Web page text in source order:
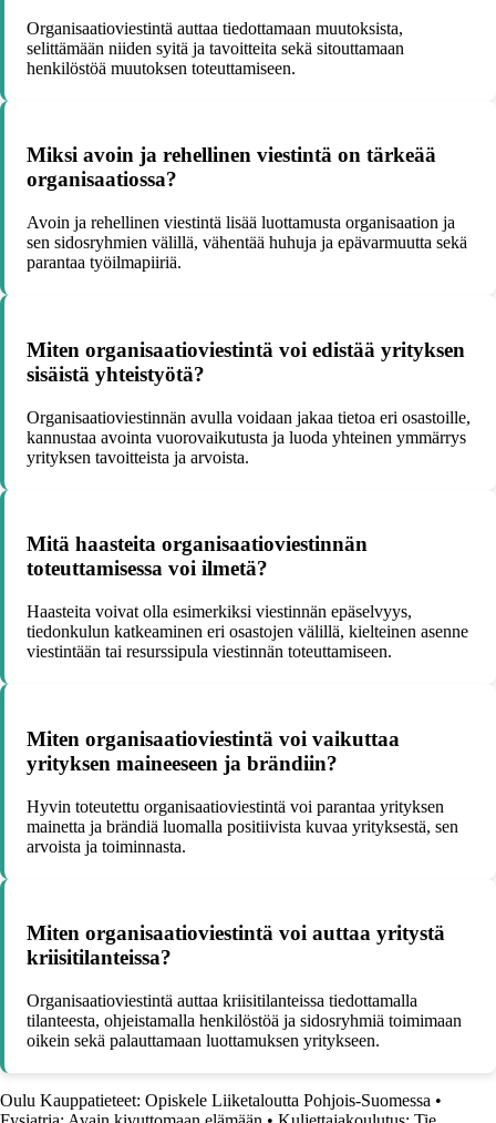
Organisaatioviestintä auttaa tiedottamaan muutoksista,
selittämään niiden syitä ja tavoitteita sekä sitouttamaan
henkilöstöä muutoksen toteuttamiseen.
Miksi avoin ja rehellinen viestintä on tärkeää
organisaatiossa?
Avoin ja rehellinen viestintä lisää luottamusta organisaation ja
sen sidosryhmien välillä, vähentää huhuja ja epävarmuutta sekä
parantaa työilmapiiriä.
Miten organisaatioviestintä voi edistää yrityksen
sisäistä yhteistyötä?
Organisaatioviestinnän avulla voidaan jakaa tietoa eri osastoille,
kannustaa avointa vuorovaikutusta ja luoda yhteinen ymmärrys
yrityksen tavoitteista ja arvoista.
Mitä haasteita organisaatioviestinnän
toteuttamisessa voi ilmetä?
Haasteita voivat olla esimerkiksi viestinnän epäselvyys,
tiedonkulun katkeaminen eri osastojen välillä, kielteinen asenne
viestintään tai resurssipula viestinnän toteuttamiseen.
Miten organisaatioviestintä voi vaikuttaa
yrityksen maineeseen ja brändiin?
Hyvin toteutettu organisaatioviestintä voi parantaa yrityksen
mainetta ja brändiä luomalla positiivista kuvaa yrityksestä, sen
arvoista ja toiminnasta.
Miten organisaatioviestintä voi auttaa yritystä
kriisitilanteissa?
Organisaatioviestintä auttaa kriisitilanteissa tiedottamalla
tilanteesta, ohjeistamalla henkilöstöä ja sidosryhmiä toimimaan
oikein sekä palauttamaan luottamuksen yritykseen.
Oulu Kauppatieteet: Opiskele Liiketaloutta Pohjois-Suomessa •